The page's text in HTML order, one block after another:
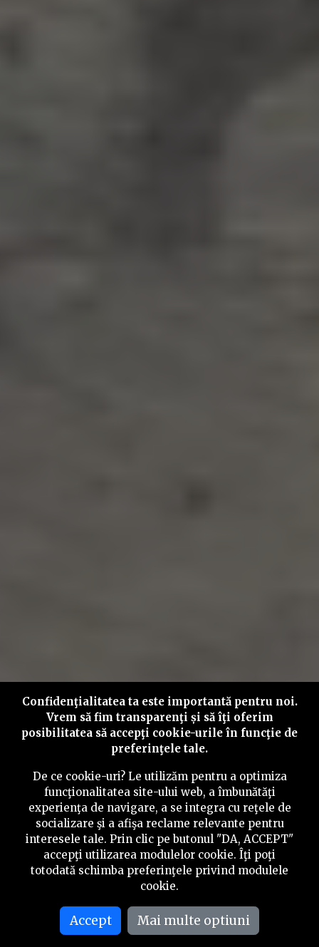
Confidenţialitatea ta este importantă pentru noi.
Vrem să fim transparenţi și să îţi oferim
posibilitatea să accepţi cookie-urile în funcţie de
preferinţele tale.
De ce cookie-uri? Le utilizăm pentru a optimiza
funcţionalitatea site-ului web, a îmbunătăţi
experienţa de navigare, a se integra cu reţele de
socializare şi a afişa reclame relevante pentru
interesele tale. Prin clic pe butonul "DA, ACCEPT"
accepţi utilizarea modulelor cookie. Îţi poţi
totodată schimba preferinţele privind modulele
cookie.
Accept Mai multe optiuni